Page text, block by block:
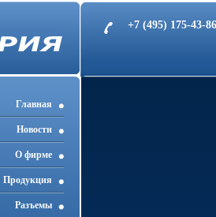
+7 (495) 175-43-
Главная
Новости
О фирме
Продукция
Разъемы